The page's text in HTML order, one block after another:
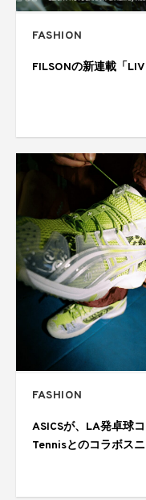
FASHION
FILSONの新連載「
FASHION
ASICSが、LA発卓球
Tennisとのコラボス